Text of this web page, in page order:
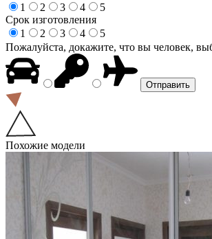
1
2 3 4
5
Срок изготовления
1
2 3 4
5
Пожалуйста, докажите, что вы человек,
Похожие модели